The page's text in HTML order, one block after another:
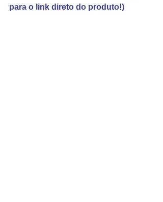
para o link direto do produto!)